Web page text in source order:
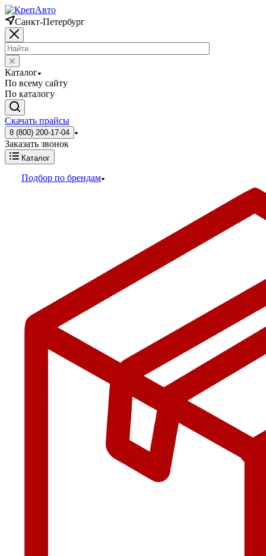
Санкт-Петербург
Каталог
По всему сайту
По каталогу
Скачать прайсы
8 (800) 200-17-04
Заказать звонок
Каталог
Подбор по брендам